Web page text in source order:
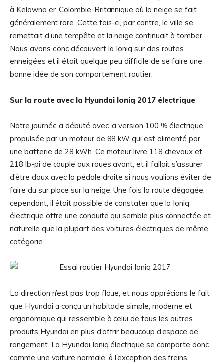
à Kelowna en Colombie-Britannique où la neige se fait
généralement rare. Cette fois-ci, par contre, la ville se
remettait d’une tempête et la neige continuait à tomber.
Nous avons donc découvert la Ioniq sur des routes
enneigées et il était quelque peu difficile de se faire une
bonne idée de son comportement routier.
Sur la route avec la Hyundai Ioniq 2017 électrique
Notre journée a débuté avec la version 100 % électrique
propulsée par un moteur de 88 kW qui est alimenté par
une batterie de 28 kWh. Ce moteur livre 118 chevaux et
218 lb-pi de couple aux roues avant, et il fallait s’assurer
d’être doux avec la pédale droite si nous voulions éviter de
faire du sur place sur la neige. Une fois la route dégagée,
cependant, il était possible de constater que la Ioniq
électrique offre une conduite qui semble plus connectée et
naturelle que la plupart des voitures électriques de même
catégorie.
La direction n’est pas trop floue, et nous apprécions le fait
que Hyundai a conçu un habitacle simple, moderne et
ergonomique qui ressemble à celui de tous les autres
produits Hyundai en plus d’offrir beaucoup d’espace de
rangement. La Hyundai Ioniq électrique se comporte donc
comme une voiture normale, à l’exception des freins.